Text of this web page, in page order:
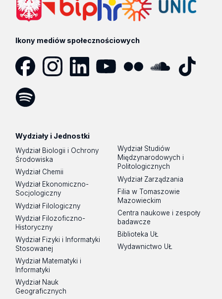
Ikony mediów społecznościowych
Wydziały i Jednostki
Wydział Biologii i Ochrony
Środowiska
Wydział Chemii
Wydział Ekonomiczno-
Socjologiczny
Wydział Filologiczny
Wydział Filozoficzno-
Historyczny
Wydział Fizyki i Informatyki
Stosowanej
Wydział Matematyki i
Informatyki
Wydział Nauk
Geograficznych
Wydział Studiów
Międzynarodowych i
Politologicznych
Wydział Zarządzania
Filia w Tomaszowie
Mazowieckim
Centra naukowe i zespoły
badawcze
Biblioteka UŁ
Wydawnictwo UŁ